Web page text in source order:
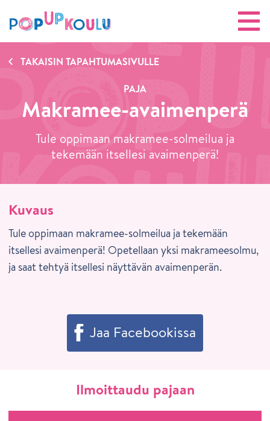
TAKAISIN TAPAHTUMASIVULLE
PAJA
Makramee-avaimenperä
Tule oppimaan makramee-solmeilua ja
tekemään itsellesi avaimenperä!
Kuvaus
Tule oppimaan makramee-solmeilua ja tekemään
itsellesi avaimenperä! Opetellaan yksi makrameesolmu,
ja saat tehtyä itsellesi näyttävän avaimenperän.
Jaa Facebookissa
Ilmoittaudu pajaan